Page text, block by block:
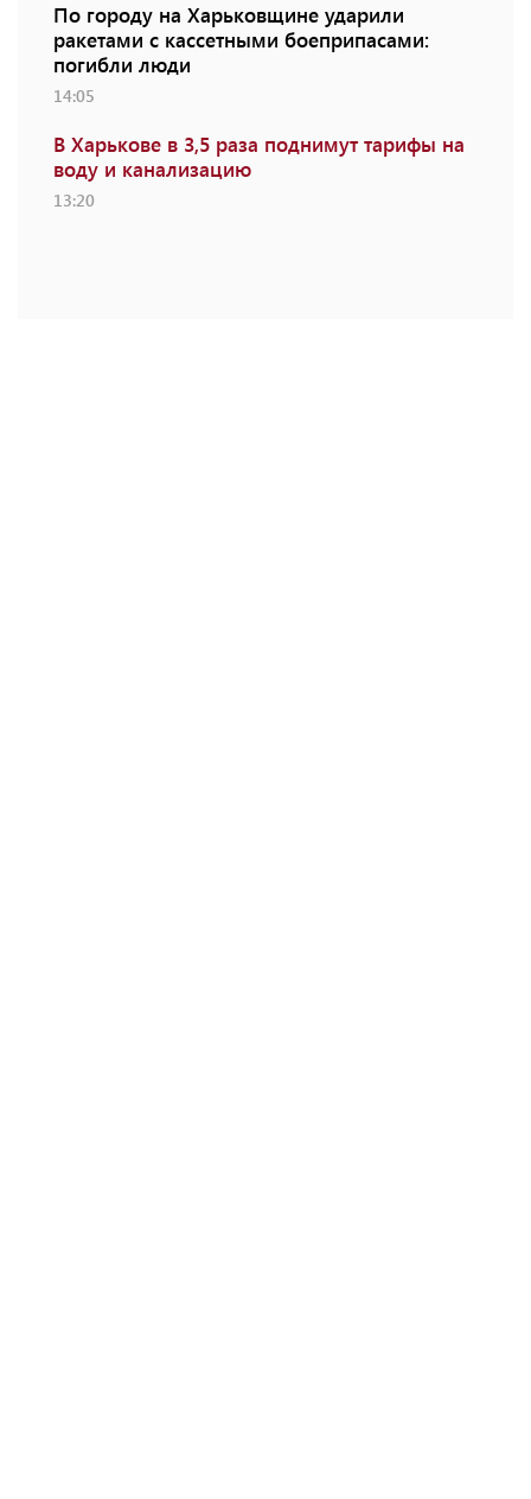
По городу на Харьковщине ударили
ракетами с кассетными боеприпасами:
погибли люди
14:05
В Харькове в 3,5 раза поднимут тарифы на
воду и канализацию
13:20